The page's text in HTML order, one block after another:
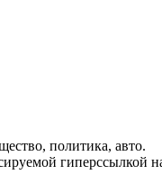
политика, авто.
гиперссылкой